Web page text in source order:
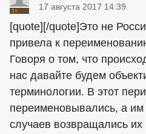
17 августа 2017 14:39
[quote][/quote]Это не
привела к
Говоря о том, что
нас давайте будем
терминологии. В этот
переименовывались, а
случаев возвращались их